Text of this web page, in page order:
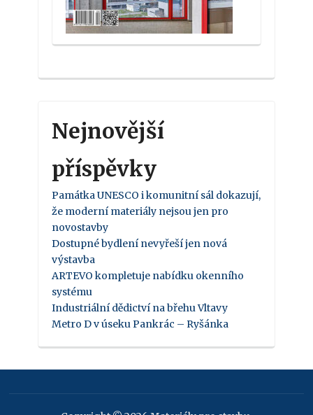
Nejnovější
příspěvky
Památka UNESCO i komunitní sál dokazují,
že moderní materiály nejsou jen pro
novostavby
Dostupné bydlení nevyřeší jen nová
výstavba
ARTEVO kompletuje nabídku okenního
systému
Industriální dědictví na břehu Vltavy
Metro D v úseku Pankrác – Ryšánka